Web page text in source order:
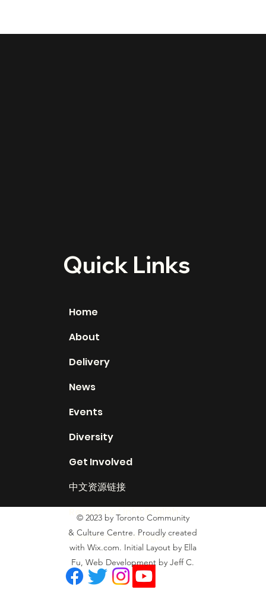
Home
About
Delivery
News
Events
Diversity
Get Involved
中文资源链接
Resource Links English
Land Acknowledgement
Quick Links
© 2023 by Toronto Community
& Culture Centre. Proudly created
with Wix.com. Initial Layout by Ella
Fu, Web Development by Jeff C.